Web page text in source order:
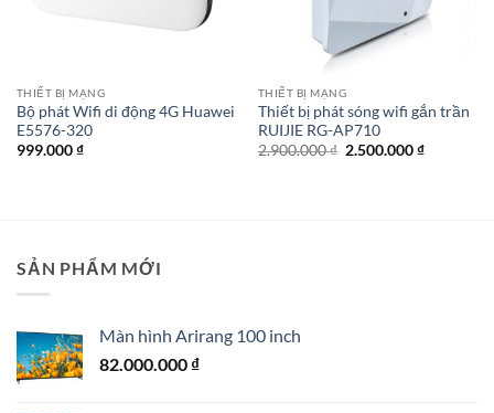
THIẾT BỊ MẠNG
Bộ phát Wifi di động 4G Huawei
E5576-320
999.000₫
THIẾT BỊ MẠNG
Thiết bị phát sóng wifi gắn trần
RUIJIE RG-AP710
2.900.000₫ Giá
2.500.000₫Giá
SẢN PHẨM MỚI
Màn hình Arirang 100 inch
82.000.000 ₫